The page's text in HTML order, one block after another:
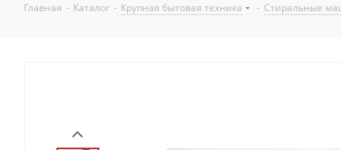
Главная - Каталог - Крупная бытовая техника - Стиральные